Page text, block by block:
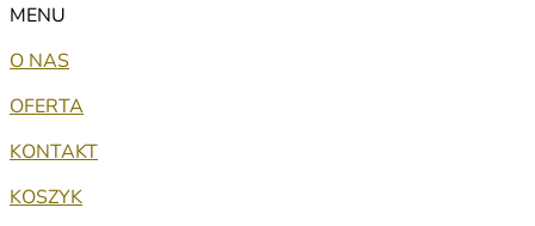
MENU
O NAS
OFERTA
KONTAKT
KOSZYK